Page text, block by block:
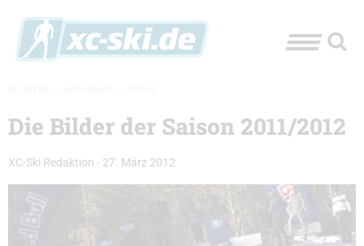
Die Bilder der Saison 2011/2012
XC-Ski Redaktion - 27. März 2012